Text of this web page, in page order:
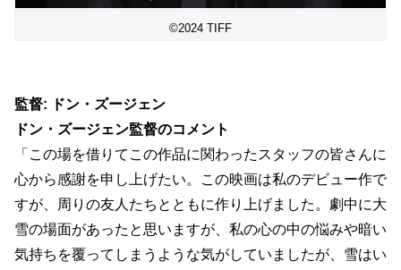
©2024 TIFF
監督: ドン・ズージェン
ドン・ズージェン監督のコメント
「この場を借りてこの作品に関わったスタッフの皆さんに
心から感謝を申し上げたい。この映画は私のデビュー作で
すが、
周りの友人たちとともに作り上げました。 劇中に大
雪の場面があったと思いますが、 私の心の中の悩みや暗い
気持ちを覆ってしまうような気がしていま したが、雪はい